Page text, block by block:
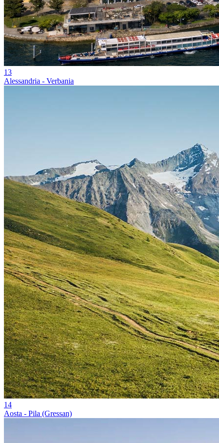
13
Alessandria - Verbania
14
Aosta - Pila (Gressan)